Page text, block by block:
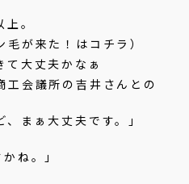
。
毛が来た！はコチラ）
て大丈夫かなぁ
工会議所の吉井さんとの
まぁ大丈夫です。」
ね。」